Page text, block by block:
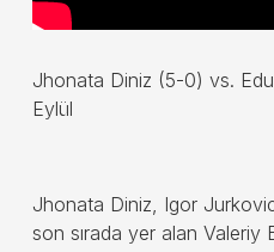
Jhonata Diniz (5-0) vs.
Eylül
Jhonata Diniz, Igor
son sırada yer alan